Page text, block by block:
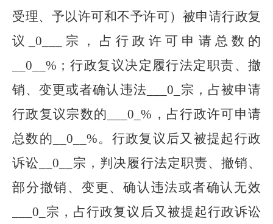
受理、予以许可和不予许可）被申请行政复
议_0 ___宗，占行政许可申请总数的
0 __%；行政复议决定履行法定职责、撤
销、变更或者确认违法___ 0 _宗，占被申请
行政复议宗数的___0 _%，占行政许可申请
总数的__ 0 __%。行政复议后又被提起行政
诉讼__0 __宗，判决履行法定职责、撤销、
部分撤销、变更、确认违法或者确认无效
0 _宗，占行政复议后又被提起行政诉讼